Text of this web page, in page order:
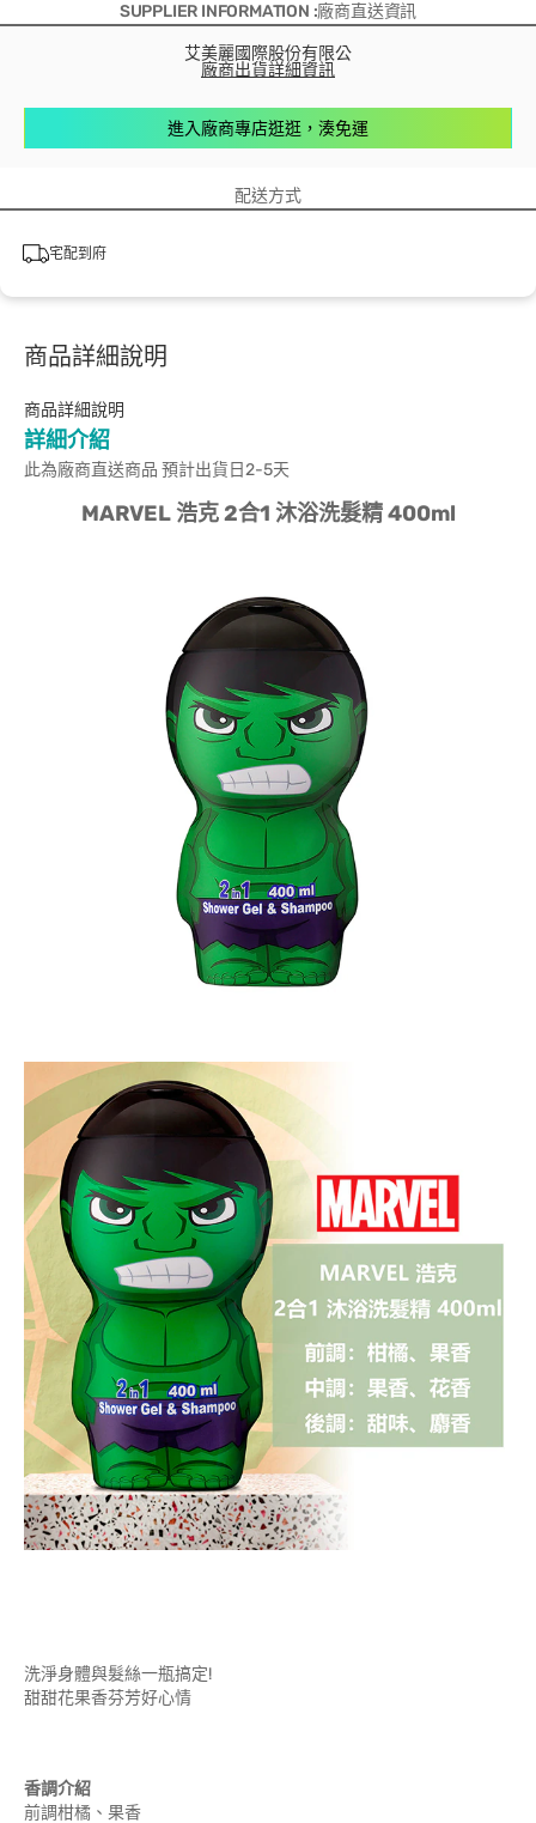
SUPPLIER INFORMATION :廠商直送資訊
艾美麗國際股份有限公
廠商出貨詳細資訊
進入廠商專店逛逛，湊免運
配送方式
宅配到府
商品詳細說明
商品詳細說明
詳細介紹
此為廠商直送商品 預計出貨日2-5天
MARVEL 浩克 2合1 沐浴洗髮精 400ml
洗淨身體與髮絲一瓶搞定!
甜甜花果香芬芳好心情
香調介紹
前調柑橘、果香